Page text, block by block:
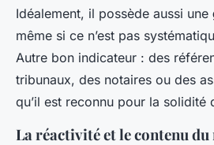
Idéalement, il possède aussi une
même si ce n’est pas
Autre bon indicateur : des
tribunaux, des notaires ou des
qu’il est reconnu pour la solidité
La réactivité et le contenu